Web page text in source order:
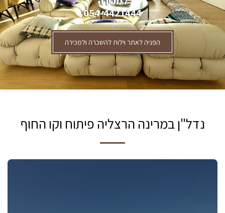
054-4421444
הפניה לאתר וילות להשכרה ולמכירה
נדל"ן במרינה הרצליה פיתוח וקו החוף